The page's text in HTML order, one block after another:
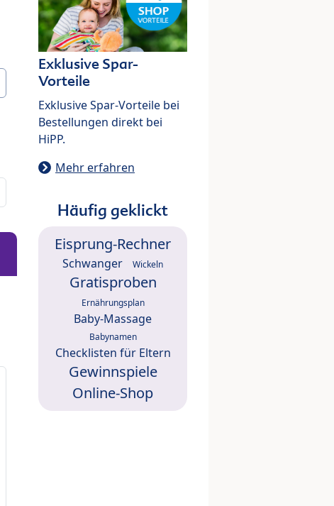
Exklusive Spar-
Vorteile
Exklusive Spar-Vorteile bei
Bestellungen direkt bei
HiPP.
Mehr erfahren
Häufig geklickt
Eisprung-Rechner
Schwanger Wickeln
Gratisproben
Ernährungsplan
Baby-Massage
Babynamen
Checklisten für Eltern
Gewinnspiele
Online-Shop